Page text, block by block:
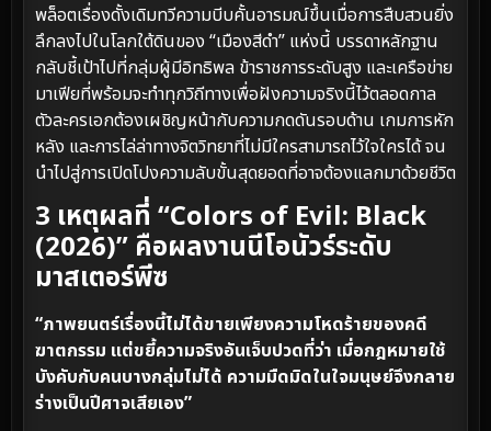
พล็อตเรื่องดั้งเดิมทวีความบีบคั้นอารมณ์ขึ้นเมื่อการสืบสวนยิ่ง
ลึกลงไปในโลกใต้ดินของ “เมืองสีดำ” แห่งนี้ บรรดาหลักฐาน
กลับชี้เป้าไปที่กลุ่มผู้มีอิทธิพล ข้าราชการระดับสูง และเครือข่าย
มาเฟียที่พร้อมจะทำทุกวิถีทางเพื่อฝังความจริงนี้ไว้ตลอดกาล
ตัวละครเอกต้องเผชิญหน้ากับความกดดันรอบด้าน เกมการหัก
หลัง และการไล่ล่าทางจิตวิทยาที่ไม่มีใครสามารถไว้ใจใครได้ จน
นำไปสู่การเปิดโปงความลับขั้นสุดยอดที่อาจต้องแลกมาด้วยชีวิต
3 เหตุผลที่ “Colors of Evil: Black
(2026)” คือผลงานนีโอนัวร์ระดับ
มาสเตอร์พีซ
“ภาพยนตร์เรื่องนี้ไม่ได้ขายเพียงความโหดร้ายของคดี
ฆาตกรรม แต่ขยี้ความจริงอันเจ็บปวดที่ว่า เมื่อกฎหมายใช้
บังคับกับคนบางกลุ่มไม่ได้ ความมืดมิดในใจมนุษย์จึงกลาย
ร่างเป็นปีศาจเสียเอง”